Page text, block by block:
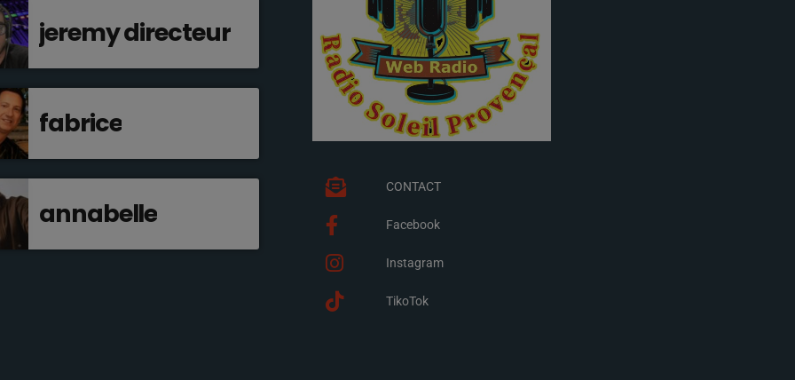
jeremy directeur
fabrice
annabelle
CONTACT
Facebook
Instagram
TikoTok